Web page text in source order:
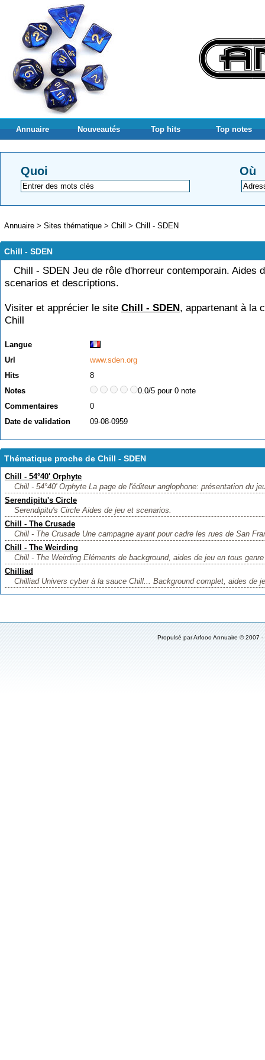
Annuaire Nouveautés Top hits Top notes
Quoi Où
Annuaire > Sites thématique > Chill > Chill - SDEN
Chill - SDEN
Chill - SDEN Jeu de rôle d'horreur contemporain. Aides
scenarios et descriptions.
Visiter et apprécier le site Chill - SDEN, appartenant à la
Chill
Langue
Url
www.sden.org
Hits
8
Notes
0.0/5 pour 0 note
Commentaires
0
Date de validation
09-08-0959
Thématique proche de Chill - SDEN
Chill - 54°40' Orphyte
Chill - 54°40' Orphyte La page de l'éditeur anglophone: présentation du
Serendipitu's Circle
Serendipitu's Circle Aides de jeu et scenarios.
Chill - The Crusade
Chill - The Crusade Une campagne ayant pour cadre les rues de San
Chill - The Weirding
Chill - The Weirding Eléments de background, aides de jeu en tous
Chilliad
Chilliad Univers cyber à la sauce Chill... Background complet, aides de
Propulsé parArfooo Annuaire © 2007